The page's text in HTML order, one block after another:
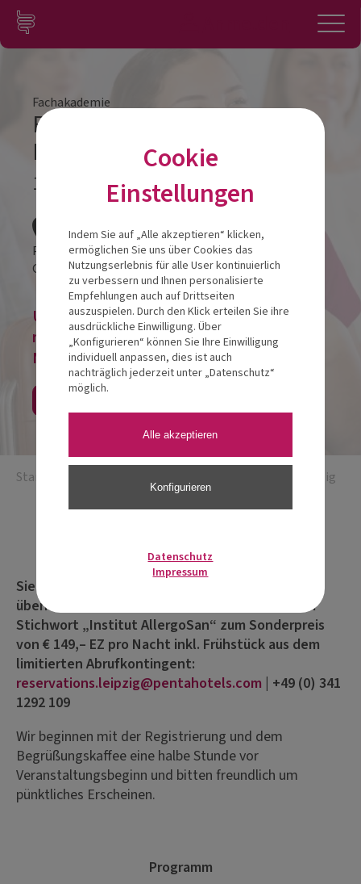
Zum Inhalt springen
Konto
Fachakademie
Fachakademie Modul 3
Leipzig
10.10.2026
Pentahotel Leipzig
Großer Brockhaus 304103Leipzig
Um eine Veranstaltung zu buchen, bitte
registrieren oder im bestehenden
Nutzerkonto anmelden!
Startseite Fachakademie Modul 3 Leipzig
Sie möchten im Veranstaltungshotel
übernachten? Buchen Sie Ihr Zimmer unter dem
Stichwort „Institut AllergoSan“ zum Sonderpreis
von € 149,– EZ pro Nacht inkl. Frühstück aus dem
limitierten Abrufkontingent:
reservations.leipzig@pentahotels.com | +49 (0) 341
1292 109
Wir beginnen mit der Registrierung und dem
Begrüßungskaffee eine halbe Stunde vor
Veranstaltungsbeginn und bitten freundlich um
pünktliches Erscheinen.
Programm
Cookie
Einstellungen
Indem Sie auf „Alle akzeptieren“ klicken,
ermöglichen Sie uns über Cookies das
Nutzungserlebnis für alle User kontinuierlich
zu verbessern und Ihnen personalisierte
Empfehlungen auch auf Drittseiten
auszuspielen. Durch den Klick erteilen Sie ihre
ausdrückliche Einwilligung. Über
„Konfigurieren“ können Sie Ihre Einwilligung
individuell anpassen, dies ist auch
nachträglich jederzeit unter „Datenschutz“
möglich.
Alle akzeptieren
Konfigurieren
Datenschutz
Impressum